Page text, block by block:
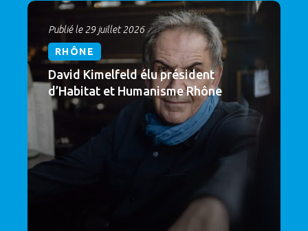
Publié le 29 juillet 2026
RHÔNE
David Kimelfeld élu président
d’Habitat et Humanisme Rhône